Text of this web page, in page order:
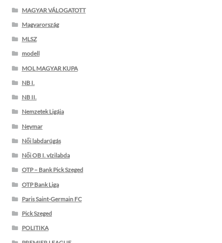
MAGYAR VÁLOGATOTT
Magyarország
MLSZ
modell
MOL MAGYAR KUPA
NB I.
NB II.
Nemzetek Ligája
Neymar
Női labdarúgás
Női OB I. vízilabda
OTP – Bank Pick Szeged
OTP Bank Liga
Paris Saint-Germain FC
Pick Szeged
POLITIKA